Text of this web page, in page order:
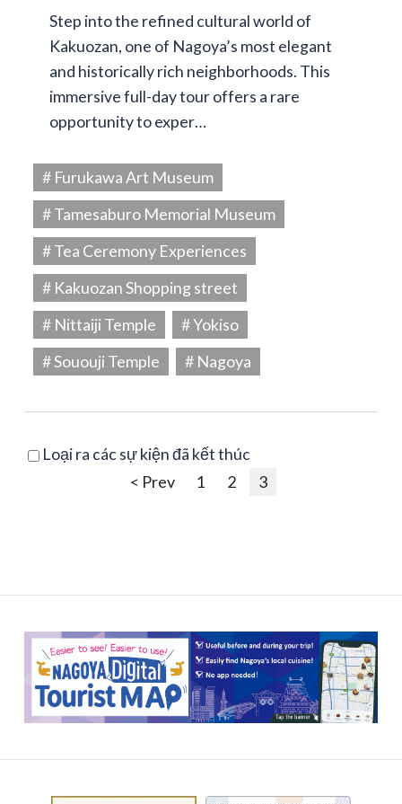
Step into the refined cultural world of
Kakuozan, one of Nagoya’s most elegant
and historically rich neighborhoods. This
immersive full-day tour offers a rare
opportunity to exper…
# Furukawa Art Museum
# Tamesaburo Memorial Museum
# Tea Ceremony Experiences
# Kakuozan Shopping street
# Nittaiji Temple
# Yokiso
# Sououji Temple
# Nagoya
Loại ra các sự kiện đã kết thúc
< Prev
1 2 3